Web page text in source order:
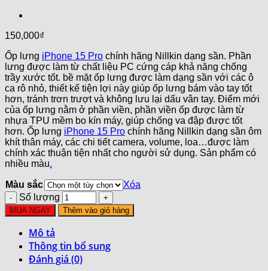
150,000₫
Ốp lưng iPhone 15 Pro chính hãng Nillkin dạng sần. Phần
lưng được làm từ chất liệu PC cứng cáp khả năng chống
trầy xước tốt. bề mặt ốp lưng được làm dạng sần với các ô
ca rô nhỏ, thiết kế tiện lợi này giúp ốp lưng bám vào tay tốt
hơn, tránh trơn trượt và không lưu lại dấu vân tay. Điểm mới
của ốp lưng nằm ở phần viền, phần viền ốp được làm từ
nhựa TPU mềm bo kín máy, giúp chống va đập được tốt
hơn. Ốp lưng iPhone 15 Pro chính hãng Nillkin dạng sần ôm
khít thân máy, các chi tiết camera, volume, loa…được làm
chính xác thuận tiện nhất cho người sử dụng. Sản phẩm có
nhiều màu.
Màu sắc
Xóa
Số lượng
MUA NGAY Thêm vào giỏ hàng
Mô tả
Thông tin bổ sung
Đánh giá (0)